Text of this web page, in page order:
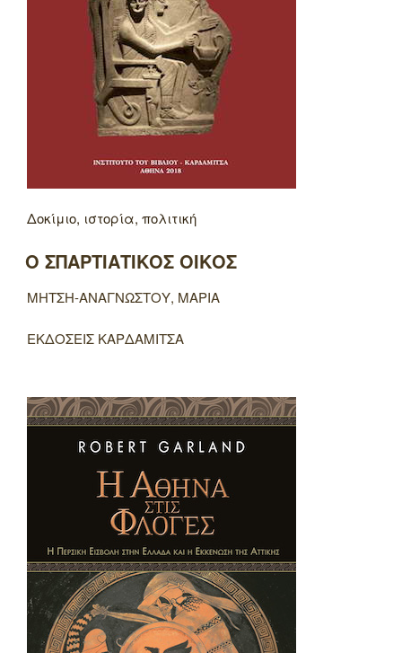
Δοκίμιο, ιστορία, πολιτική
Ο ΣΠΑΡΤΙΑΤΙΚΟΣ ΟΙΚΟΣ
ΜΗΤΣΗ-ΑΝΑΓΝΩΣΤΟΥ, ΜΑΡΙΑ
ΕΚΔΟΣΕΙΣ ΚΑΡΔΑΜΙΤΣΑ